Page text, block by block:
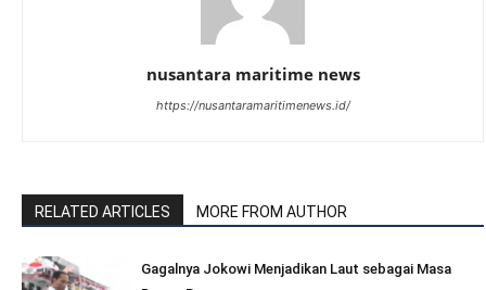
nusantara maritime news
https://nusantaramaritimenews.id/
RELATED ARTICLES MORE FROM AUTHOR
Gagalnya Jokowi Menjadikan Laut sebagai Masa